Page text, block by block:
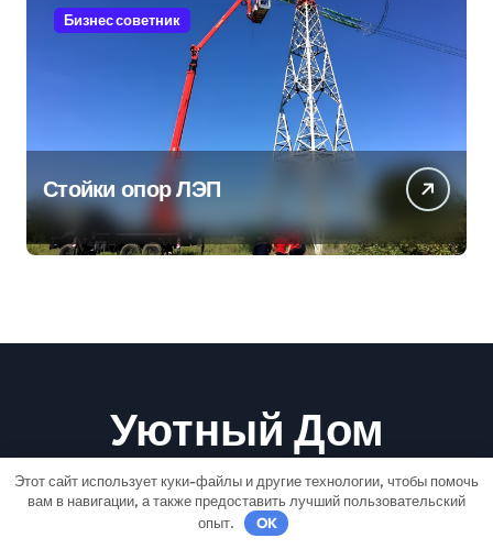
Бизнес советник
Стойки опор ЛЭП
Уютный Дом
Ремонт-Быстро
Этот сайт использует куки-файлы и другие технологии, чтобы помочь
вам в навигации, а также предоставить лучший пользовательский
опыт.
OK